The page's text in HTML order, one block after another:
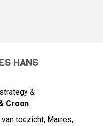
HANS
&
Croon
toezicht, Marres,